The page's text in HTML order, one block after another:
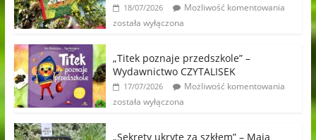
18/07/2026
Możliwość komentowania
została wyłączona
„Titek poznaje przedszkole” –
Wydawnictwo CZYTALISEK
17/07/2026
Możliwość komentowania
została wyłączona
„Sekrety ukryte za szkłem” – Maja